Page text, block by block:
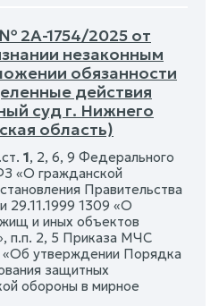
2А-1754/2025 от
незаконным
обязанности
действия
суд г. Нижнего
область)
1, 2, 6, 9 Федерального
«О гражданской
Правительства
29.11.1999 1309 «О
и иных объектов
п.п. 2, 5 Приказа МЧС
«Об утверждении Порядка
защитных
обороны в мирное